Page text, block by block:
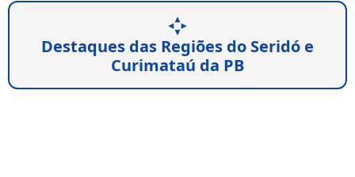
Destaques das Regiões do Seridó e
Curimataú da PB